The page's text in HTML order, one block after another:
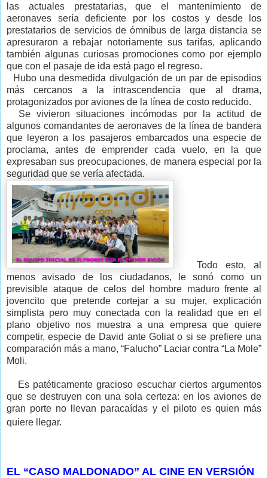
las actuales prestatarias, que el mantenimiento de
aeronaves sería deficiente por los costos y desde los
prestatarios de servicios de ómnibus de larga distancia se
apresuraron a rebajar notoriamente sus tarifas, aplicando
también algunas curiosas promociones como por ejemplo
que con el pasaje de ida está pago el regreso.
Hubo una desmedida divulgación de un par de episodios
más cercanos a la intrascendencia que al drama,
protagonizados por aviones de la línea de costo reducido.
Se vivieron situaciones incómodas por la actitud de
algunos comandantes de aeronaves de la línea de bandera
que leyeron a los pasajeros embarcados una especie de
proclama, antes de emprender cada vuelo, en la que
expresaban sus preocupaciones, de manera especial por la
seguridad que se vería afectada.
Todo esto, al
menos avisado de los ciudadanos, le sonó como un
previsible ataque de celos del hombre maduro frente al
jovencito que pretende cortejar a su mujer, explicación
simplista pero muy conectada con la realidad que en el
plano objetivo nos muestra a una empresa que quiere
competir, especie de David ante Goliat o si se prefiere una
comparación más a mano, “Falucho” Laciar contra “La Mole”
Moli.
Es patéticamente gracioso escuchar ciertos argumentos
que se destruyen con una sola certeza: en los aviones de
gran porte no llevan paracaídas y el piloto es quien más
quiere llegar.
EL “CASO MALDONADO” AL CINE EN VERSIÓN